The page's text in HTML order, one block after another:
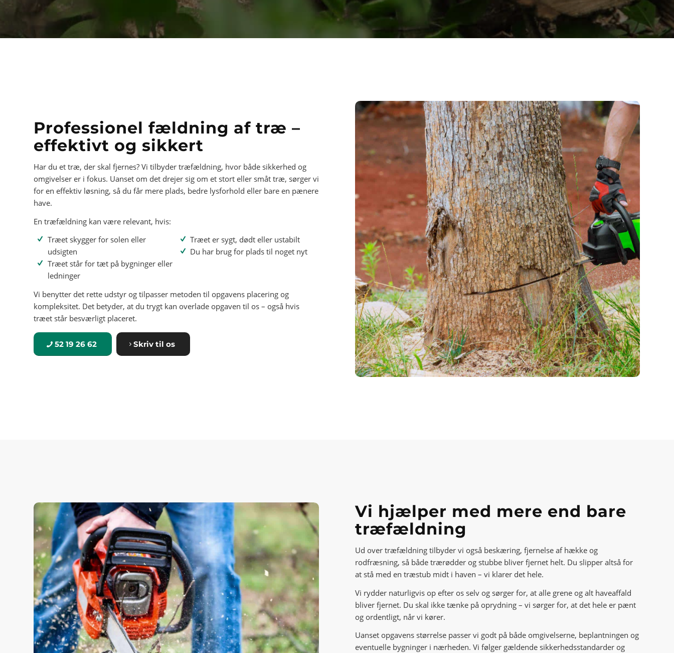
Professionel fældning af træ –
effektivt og sikkert
Har du et træ, der skal fjernes? Vi tilbyder træfældning, hvor både sikkerhed og
omgivelser er i fokus. Uanset om det drejer sig om et stort eller småt træ, sørger vi
for en effektiv løsning, så du får mere plads, bedre lysforhold eller bare en pænere
have.
En træfældning kan være relevant, hvis:
Træet skygger for solen eller
udsigten
Træet står for tæt på bygninger eller
ledninger
Træet er sygt, dødt eller ustabilt
Du har brug for plads til noget nyt
Vi benytter det rette udstyr og tilpasser metoden til opgavens placering og
kompleksitet. Det betyder, at du trygt kan overlade opgaven til os – også hvis
træet står besværligt placeret.
52 19 26 62 Skriv til os
Vi hjælper med mere end bare
træfældning
Ud over træfældning tilbyder vi også beskæring, fjernelse af hække og
rodfræsning, så både trærødder og stubbe bliver fjernet helt. Du slipper altså for
at stå med en træstub midt i haven – vi klarer det hele.
Vi rydder naturligvis op efter os selv og sørger for, at alle grene og alt haveaffald
bliver fjernet. Du skal ikke tænke på oprydning – vi sørger for, at det hele er pænt
og ordentligt, når vi kører.
Uanset opgavens størrelse passer vi godt på både omgivelserne, beplantningen og
eventuelle bygninger i nærheden. Vi følger gældende sikkerhedsstandarder og